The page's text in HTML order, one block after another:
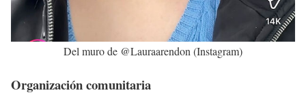
Del muro de @Lauraarendon (Instagram)
Organización comunitaria